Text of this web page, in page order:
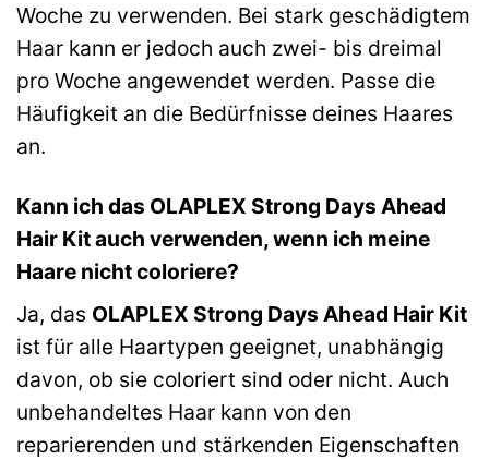
Woche zu verwenden. Bei stark geschädigtem
Haar kann er jedoch auch zwei- bis dreimal
pro Woche angewendet werden. Passe die
Häufigkeit an die Bedürfnisse deines Haares
an.
Kann ich das OLAPLEX Strong Days Ahead
Hair Kit auch verwenden, wenn ich meine
Haare nicht coloriere?
Ja, das OLAPLEX Strong Days Ahead Hair Kit
ist für alle Haartypen geeignet, unabhängig
davon, ob sie coloriert sind oder nicht. Auch
unbehandeltes Haar kann von den
reparierenden und stärkenden Eigenschaften